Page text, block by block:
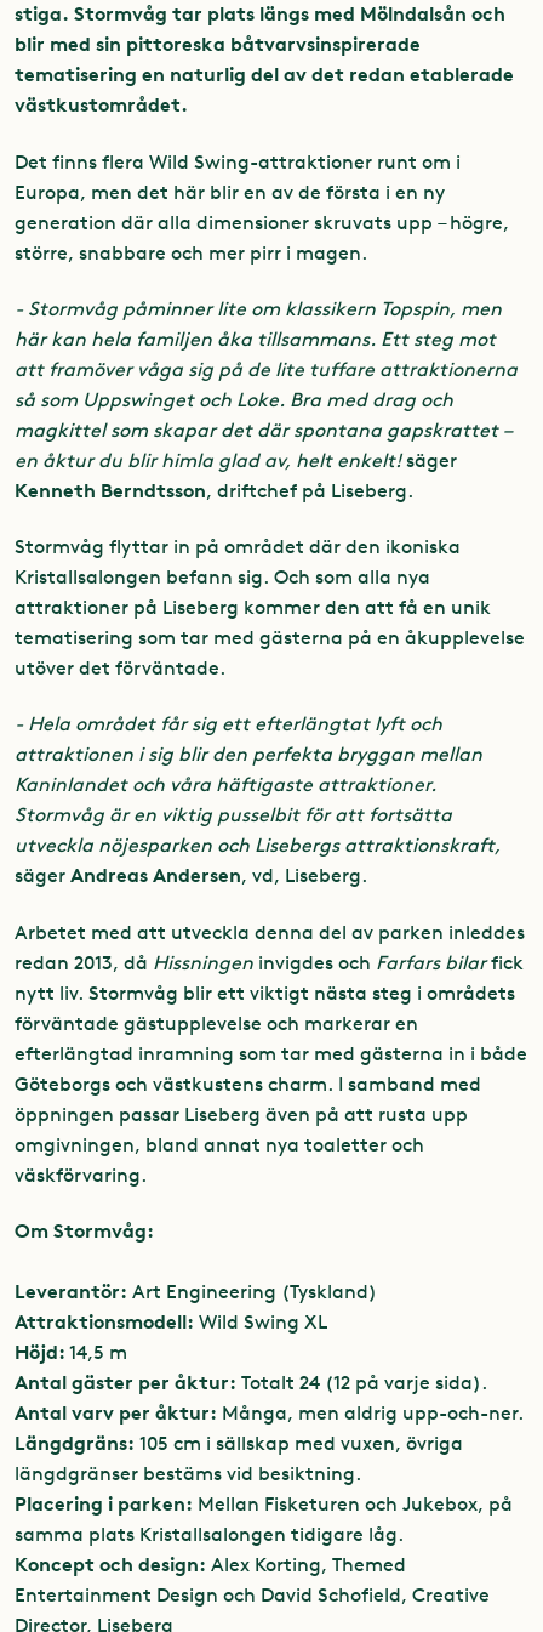
stiga. Stormvåg tar plats längs med Mölndalsån och
blir med sin pittoreska båtvarvsinspirerade
tematisering en naturlig del av det redan etablerade
västkustområdet.
Det finns flera Wild Swing-attraktioner runt om i
Europa, men det här blir en av de första i en ny
generation där alla dimensioner skruvats upp – högre,
större, snabbare och mer pirr i magen.
- Stormvåg påminner lite om klassikern Topspin, men
här kan hela familjen åka tillsammans. Ett steg mot
att framöver våga sig på de lite tuffare attraktionerna
så som Uppswinget och Loke. Bra med drag och
magkittel som skapar det där spontana gapskrattet –
en åktur du blir himla glad av, helt enkelt!säger
Kenneth Berndtsson, driftchef på Liseberg.
Stormvåg flyttar in på området där den ikoniska
Kristallsalongen befann sig. Och som alla nya
attraktioner på Liseberg kommer den att få en unik
tematisering som tar med gästerna på en åkupplevelse
utöver det förväntade.
- Hela området får sig ett efterlängtat lyft och
attraktionen i sig blir den perfekta bryggan mellan
Kaninlandet och våra häftigaste attraktioner.
Stormvåg är en viktig pusselbit för att fortsätta
utveckla nöjesparken och Lisebergs attraktionskraft,
säger Andreas Andersen, vd, Liseberg.
Arbetet med att utveckla denna del av parken inleddes
redan 2013, då Hissningen invigdes och Farfars bilarfick
nytt liv. Stormvåg blir ett viktigt nästa steg i områdets
förväntade gästupplevelse och markerar en
efterlängtad inramning som tar med gästerna in i både
Göteborgs och västkustens charm. I samband med
öppningen passar Liseberg även på att rusta upp
omgivningen, bland annat nya toaletter och
väskförvaring.
Om Stormvåg:
Leverantör: Art Engineering (Tyskland)
Attraktionsmodell: Wild Swing XL
Höjd: 14,5 m
Antal gäster per åktur: Totalt 24 (12 på varje sida).
Antal varv per åktur: Många, men aldrig upp-och-ner.
Längdgräns: 105 cm i sällskap med vuxen, övriga
längdgränser bestäms vid besiktning.
Placering i parken: Mellan Fisketuren och Jukebox, på
samma plats Kristallsalongen tidigare låg.
Koncept och design: Alex Korting, Themed
Entertainment Design och David Schofield, Creative
Director, Liseberg